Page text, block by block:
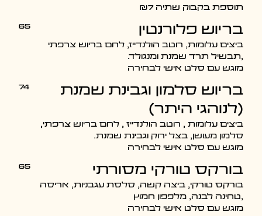
תוספת בקבוק שתיה ₪7
בריוש פלורנטין
ביצים עלומות, רוטב הולנדייז, לחם בריוש צרפתי
,תבשיל תרד שמנת ומנגולד.
מוגש עם סלט אישי לבחירה
65
בריוש סלמון וגבינת שמנת
(לנוהגי היתר)
ביצים עלומות , רוטב הולנדייז , לחם בריוש צרפתי,
סלמון מעושן, בצל ירוק וגבינת שמנת.
מוגש עם סלט אישי לבחירה
74
בורקס טורקי מסורתי
בורקס טורקי, ביצה קשה, סלסת עגבניות, אריסה
,טחינה לבנה, מלפפון חמוץ
מוגש עם סלט אישי לבחירה
65